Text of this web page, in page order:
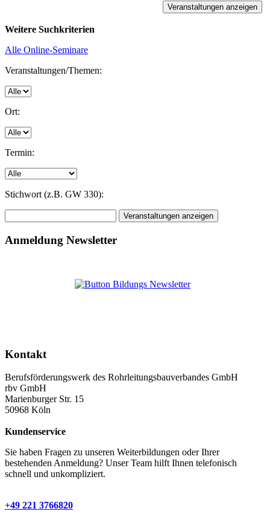
Weitere Suchkriterien
Alle Online-Seminare
Veranstaltungen/Themen:
Ort:
Termin:
Stichwort (z.B. GW 330):
Anmeldung Newsletter
Kontakt
Berufsförderungswerk des Rohrleitungsbauverbandes GmbH
rbv GmbH
Marienburger Str. 15
50968 Köln
Kundenservice
Sie haben Fragen zu unseren Weiterbildungen oder Ihrer
bestehenden Anmeldung? Unser Team hilft Ihnen telefonisch
schnell und unkompliziert.
+49 221 3766820